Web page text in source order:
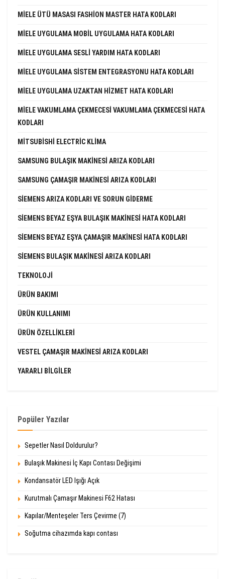
MIELE ÜTÜ MASASI FASHION MASTER HATA KODLARI
MIELE UYGULAMA MOBIL UYGULAMA HATA KODLARI
MIELE UYGULAMA SESLI YARDIM HATA KODLARI
MIELE UYGULAMA SISTEM ENTEGRASYONU HATA KODLARI
MIELE UYGULAMA UZAKTAN HIZMET HATA KODLARI
MIELE VAKUMLAMA ÇEKMECESI VAKUMLAMA ÇEKMECESI HATA
KODLARI
MITSUBISHI ELECTRIC KLIMA
SAMSUNG BULAŞIK MAKINESI ARIZA KODLARI
SAMSUNG ÇAMAŞIR MAKINESI ARIZA KODLARI
SIEMENS ARIZA KODLARI VE SORUN GIDERME
SIEMENS BEYAZ EŞYA BULAŞIK MAKINESI HATA KODLARI
SIEMENS BEYAZ EŞYA ÇAMAŞIR MAKINESI HATA KODLARI
SIEMENS BULAŞIK MAKINESI ARIZA KODLARI
TEKNOLOJI
ÜRÜN BAKIMI
ÜRÜN KULLANIMI
ÜRÜN ÖZELLIKLERI
VESTEL ÇAMAŞIR MAKINESI ARIZA KODLARI
YARARLI BILGILER
Popüler Yazılar
Sepetler Nasıl Doldurulur?
Bulaşık Makinesi İç Kapı Contası Değişimi
Kondansatör LED Işığı Açık
Kurutmalı Çamaşır Makinesi F62 Hatası
Kapılar/Menteşeler Ters Çevirme (7)
Soğutma cihazımda kapı contası